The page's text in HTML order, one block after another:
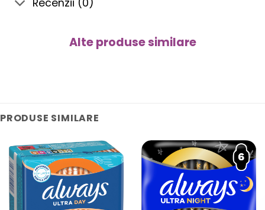
Recenzii (0)
Alte produse similare
PRODUSE SIMILARE